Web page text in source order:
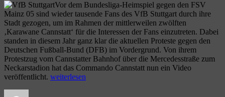
den
1.
FC
Union
Berlin“
Choreo
im
Rahmen
des
Heimspiels
gegen
den
1.
Vor dem Bundesliga-Heimspiel gegen den FSV
Mainz 05 sind wieder tausende Fans des VfB Stuttgart durch ihre
Stadt gezogen, um im Rahmen der mittlerweilen zwölften
‚Karawane Cannstatt‘ für die Interessen der Fans einzutreten. Dabei
standen in diesem Jahr ganz klar die aktuellen Proteste gegen den
Deutschen Fußball-Bund (DFB) im Vordergrund. Von ihrem
Protestzug vom Cannstatter Bahnhof über die Mercedesstraße zum
Neckarstadion hat das Commando Cannstatt nun ein Video
veröffentlicht. „Commando
weiterlesen